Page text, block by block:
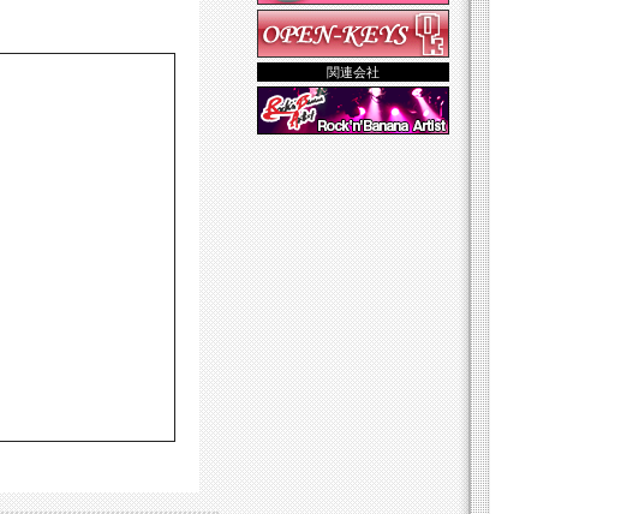
関連会社